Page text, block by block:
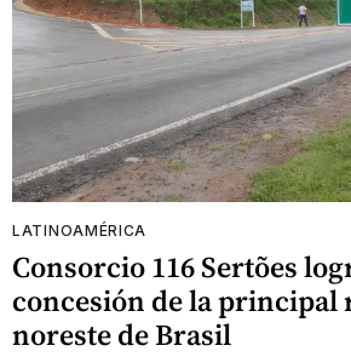
LATINOAMÉRICA
Consorcio 116 Sertões
concesión de la principal
noreste de Brasil